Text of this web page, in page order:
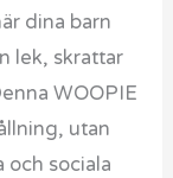
dina barn
lek, skrattar
WOOPIE
utan
och sociala